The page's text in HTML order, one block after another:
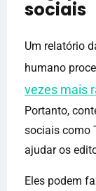
sociais
Um relatório
humano
vezes mais
Portanto,
sociais como
ajudar os
Eles podem